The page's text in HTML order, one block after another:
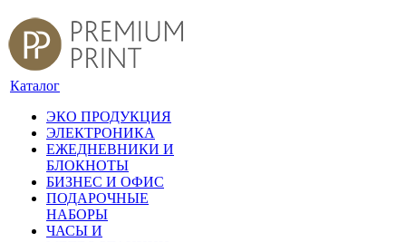
Каталог
ЭКО ПРОДУКЦИЯ
ЭЛЕКТРОНИКА
ЕЖЕДНЕВНИКИ И
БЛОКНОТЫ
БИЗНЕС И ОФИС
ПОДАРОЧНЫЕ
НАБОРЫ
ЧАСЫ И